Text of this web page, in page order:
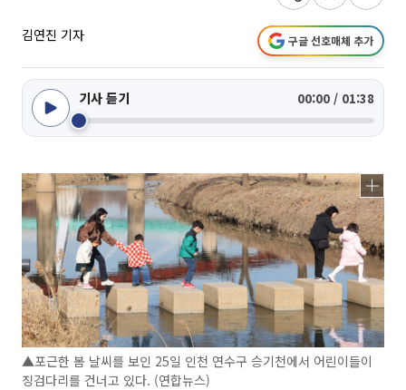
김연진 기자 구글 선호매체 추가
기사 듣기 00:00 / 01:38
▲포근한 봄 날씨를 보인 25일 인천 연수구 승기천에서 어린이들이
징검다리를 건너고 있다. (연합뉴스)